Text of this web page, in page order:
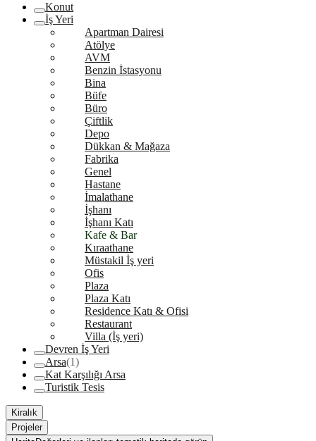
Konut
İş Yeri
Apartman Dairesi
Atölye
AVM
Benzin İstasyonu
Bina
Büfe
Büro
Çiftlik
Depo
Dükkan & Mağaza
Fabrika
Genel
Hastane
İmalathane
İşhanı
İşhanı Katı
Kafe & Bar
Kıraathane
Müstakil İş yeri
Ofis
Plaza
Plaza Katı
Residence Katı & Ofisi
Restaurant
Villa (İş yeri)
Devren İş Yeri
Arsa(1)
Kat Karşılığı Arsa
Turistik Tesis
Kiralık
Projeler